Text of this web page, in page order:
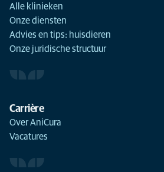
Alle klinieken
Onze diensten
Advies en tips: huisdieren
Onze juridische structuur
Carrière
Over AniCura
Vacatures